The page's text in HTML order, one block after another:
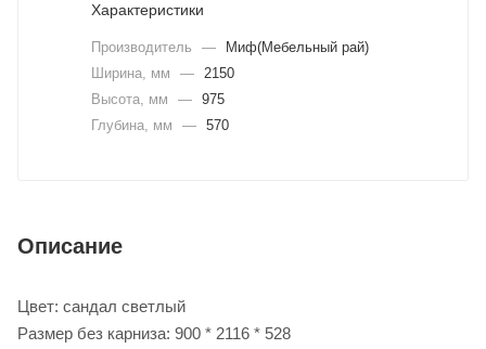
Характеристики
Производитель —
Миф(Мебельный рай)
Ширина, мм
— 2150
Высота, мм
— 975
Глубина, мм
— 570
Описание
Цвет: сандал светлый
Размер без карниза: 900 * 2116 * 528